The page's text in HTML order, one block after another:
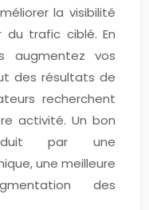
la visibilité
trafic ciblé. En
augmentez vos
des résultats de
recherchent
activité. Un bon
par une
une meilleure
des